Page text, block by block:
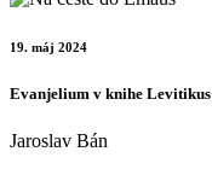
19. máj 2024
Evanjelium v knihe Levitikus
Jaroslav Bán